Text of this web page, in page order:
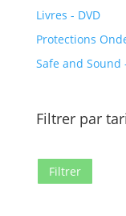
Livres - DVD
Protections
Safe and Sound
Filtrer par
Filtrer